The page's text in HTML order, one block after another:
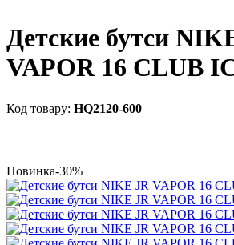
Детские бутси
VAPOR 16 CLUB
HQ2120-600
Новинка-30%